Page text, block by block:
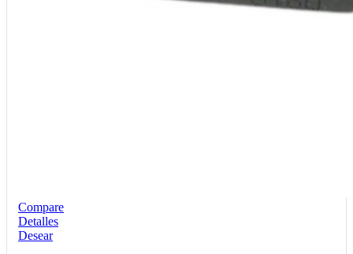
Compare
Detalles
Desear